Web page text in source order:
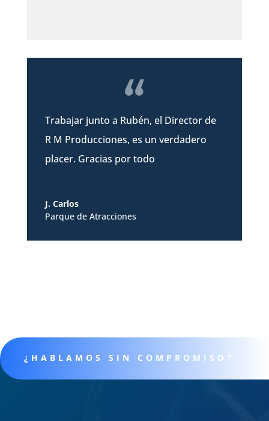
Trabajar junto a Rubén, el Director de
R M Producciones, es un verdadero
placer. Gracias por todo
J. Carlos
Parque de Atracciones
¿HABLAMOS SIN COMPROMISO?